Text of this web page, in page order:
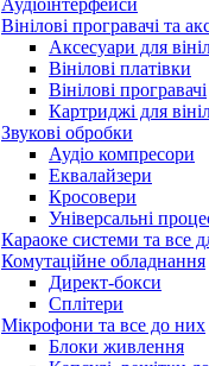
Аудіоінтерфейси
Вінілові програвачі та
Аксесуари для
Вінілові платівки
Вінілові програвачі
Картриджі для
Звукові обробки
Аудіо компресори
Еквалайзери
Кросовери
Універсальні
Караоке системи та все
Комутаційне обладнання
Директ-бокси
Сплітери
Мікрофони та все до них
Блоки живлення